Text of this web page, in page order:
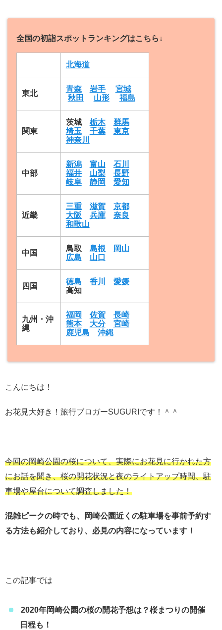
全国の初詣スポットランキングはこちら↓
北海道
東北
青森 岩手
宮城
秋田
山形 福島
関東
茨城 栃木
群馬
埼玉
千葉
東京
神奈川
中部
新潟 富山
石川
福井
山梨
長野
岐阜
静岡 愛知
近畿
三重 滋賀
京都
大阪
兵庫
奈良
和歌山
中国
鳥取 島根
岡山
広島
山口
四国
徳島 香川
愛媛
高知
九州・沖
縄
福岡 佐賀
長崎
熊本
大分
宮崎
鹿児島
沖縄
こんにちは！
お花見大好き！旅行ブロガーSUGURIです！＾＾
今回の岡崎公園の桜について、実際にお花見に行かれた方
にお話を聞き、桜の開花状況と夜のライトアップ時間、駐
車場や屋台について調査しました！
混雑ピークの時でも、岡崎公園近くの駐車場を事前予約す
る方法も紹介しており、必見の内容になっています！
この記事では
2020年岡崎公園の桜の開花予想は？桜まつりの開催
日程も！